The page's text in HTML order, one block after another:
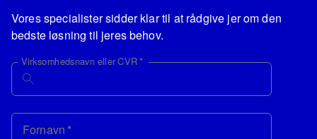
Vores specialister sidder klar til at rådgive jer om den
bedste løsning til jeres behov.
Virksomhedsnavn eller CVR*
Fornavn *